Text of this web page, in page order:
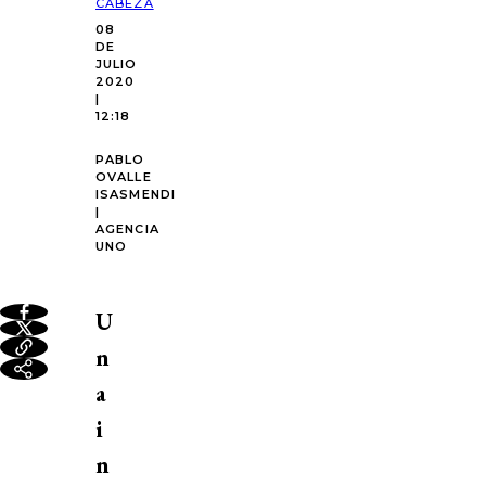
CABEZA
08
DE
JULIO
2020
|
12:18
PABLO
OVALLE
ISASMENDI
|
AGENCIA
UNO
U
n
a
i
n